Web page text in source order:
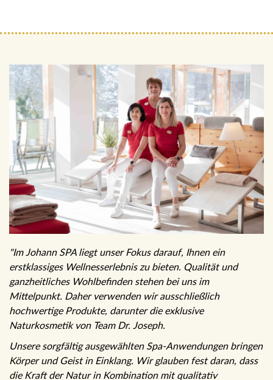
"Im Johann SPA liegt unser Fokus darauf, Ihnen ein
erstklassiges Wellnesserlebnis zu bieten. Qualität und
ganzheitliches Wohlbefinden stehen bei uns im
Mittelpunkt. Daher verwenden wir ausschließlich
hochwertige Produkte, darunter die exklusive
Naturkosmetik von Team Dr. Joseph.
Unsere sorgfältig ausgewählten Spa-Anwendungen
bringen Körper und Geist in Einklang. Wir glauben fest